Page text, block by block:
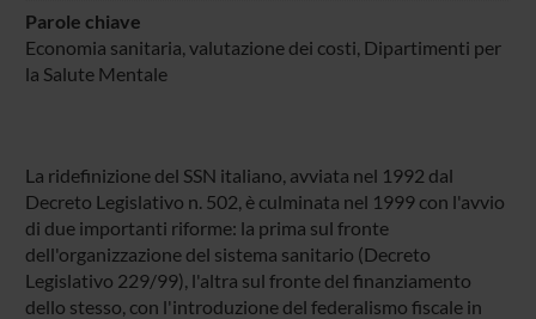
Parole chiave
Economia sanitaria, valutazione dei costi, Dipartimenti per
la Salute Mentale
La ridefinizione del SSN italiano, avviata nel 1992 dal
Decreto Legislativo n. 502, è culminata nel 1999 con l'avvio
di due importanti riforme: la prima sul fronte
dell'organizzazione del sistema sanitario (Decreto
Legislativo 229/99), l'altra sul fronte del finanziamento
dello stesso, con l'introduzione del federalismo fiscale in